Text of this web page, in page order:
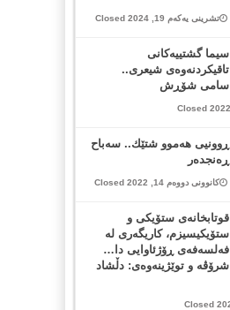
تشرینی یەکەم 19, 2024 Closed
سیما گشتییەكانی
تاقیكردنەوەی شیعری..
سامی شۆڕش
ڕوونیی هه‌موو شتێك.. سه‌باح
ڕه‌نجده‌ر
کانوونی دووەم 14, 2022 Closed
قوتابخانەی ستۆیکی و
ستۆیکیسیزم، کاریگەری لە
فەلسەفەی ڕۆژئاوایی دا…
شرۆڤە و توێژینەوەی: دڵشاد